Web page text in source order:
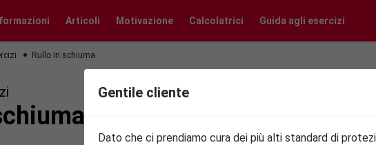
Articoli Motivazione Calcolatrici Guida agli esercizi
Rullo in schiuma
Gentile cliente
Dato che ci prendiamo cura dei più alti standard di